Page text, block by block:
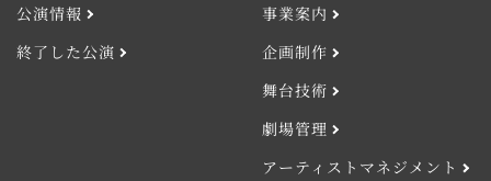
公演情報
終了した公演
事業案内
企画制作
舞台技術
劇場管理
アーティストマネジメント